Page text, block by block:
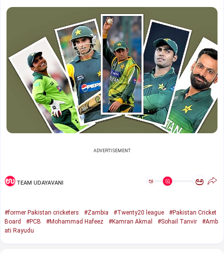
ADVERTISEMENT
TEAM UDAYAVANI ಅ ಅ
#former Pakistan cricketers #Zambia #Twenty20 league
#Pakistan Cricket
Board
#PCB #Mohammad Hafeez #Kamran Akmal #Sohail Tanvir
#Amb
ati Rayudu